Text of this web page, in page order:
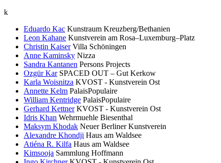
k
Eduardo Kac Kunstraum Kreuzberg/Bethanien
Leon Kahane Kunstverein am Rosa–Luxemburg–Platz
Christin Kaiser Villa Schöningen
Anne Kaminsky Nizza
Sandra Kantanen Persons Projects
Ozgür Kar SPACED OUT – Gut Kerkow
Karla Woisnitza KVOST - Kunstverein Ost
Annette Kelm PalaisPopulaire
William Kentridge PalaisPopulaire
Gerhard Kettner KVOST - Kunstverein Ost
Idris Khan Wehrmuehle Biesenthal
Maksym Khodak Neuer Berliner Kunstverein
Alexandre Khondji Haus am Waldsee
Atiéna R. Kilfa Haus am Waldsee
Kimsooja Sammlung Hoffmann